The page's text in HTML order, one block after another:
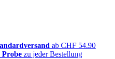
ab CHF 54.90
Probe zu jeder Bestellung